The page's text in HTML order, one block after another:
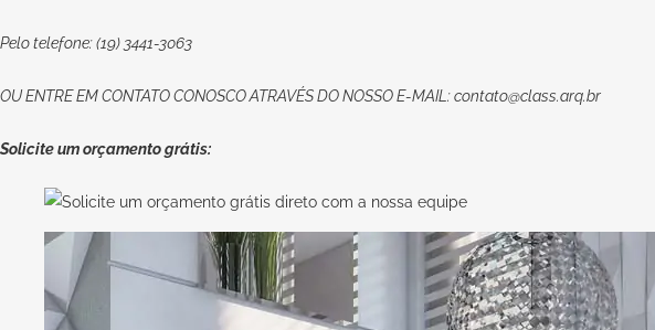
Pelo telefone: (19) 3441-3063
OUENTRE EM CONTATO CONOSCOATRAVÉS DO NOSSO E-MAIL:contato@class.arq.br
Solicite um orçamento grátis: